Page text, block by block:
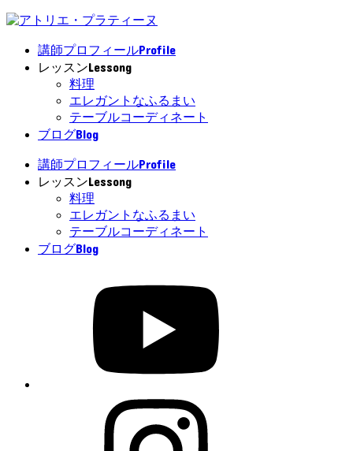
講師プロフィールProfile
レッスンLessong
料理
エレガントなふるまい
テーブルコーディネート
ブログBlog
講師プロフィールProfile
レッスンLessong
料理
エレガントなふるまい
テーブルコーディネート
ブログBlog